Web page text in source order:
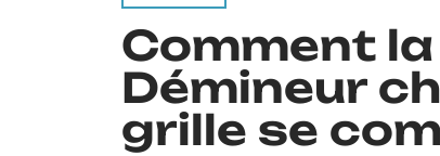
Comment
Démineur
grille se